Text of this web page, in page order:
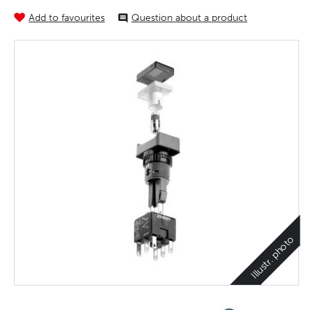
Add to favourites Question about a product
Illustr. photo